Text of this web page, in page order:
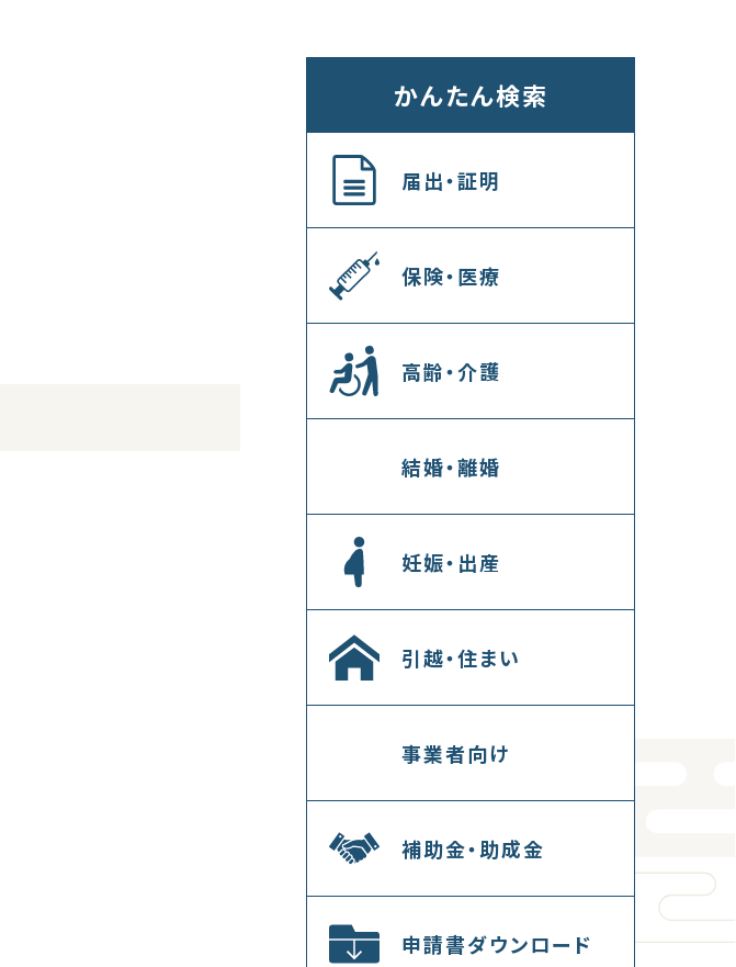
かんたん検索
届出・証明
保険・医療
高齢・介護
結婚・離婚
妊娠・出産
引越・住まい
事業者向け
補助金・助成金
申請書ダウンロード